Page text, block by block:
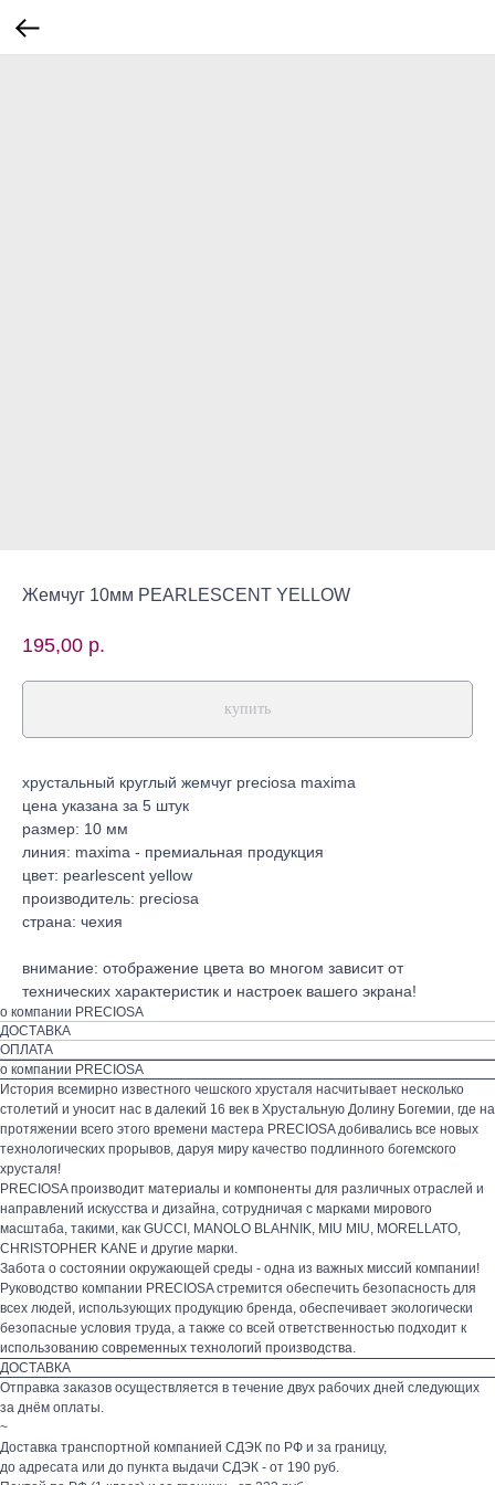
Жемчуг 10мм PEARLESCENT YELLOW
195,00 р.
купить
хрустальный круглый жемчуг preciosa maxima
цена указана за 5 штук
размер: 10 мм
линия: maxima - премиальная продукция
цвет: pearlescent yellow
производитель: preciosa
страна: чехия
внимание: отображение цвета во многом зависит от
технических характеристик и настроек вашего экрана!
о компании PRECIOSA
ДОСТАВКА
ОПЛАТА
о компании PRECIOSA
История всемирно известного чешского хрусталя насчитывает несколько
столетий и уносит нас в далекий 16 век в Хрустальную Долину Богемии, где на
протяжении всего этого времени мастера PRECIOSA добивались все новых
технологических прорывов, даруя миру качество подлинного богемского
хрусталя!
PRECIOSA производит материалы и компоненты для различных отраслей и
направлений искусства и дизайна, сотрудничая с марками мирового
масштаба, такими, как GUCCI, MANOLO BLAHNIK, MIU MIU, MORELLATO,
CHRISTOPHER KANE и другие марки.
Забота о состоянии окружающей среды - одна из важных миссий компании!
Руководство компании PRECIOSA стремится обеспечить безопасность для
всех людей, использующих продукцию бренда, обеспечивает экологически
безопасные условия труда, а также со всей ответственностью подходит к
использованию современных технологий производства.
ДОСТАВКА
Отправка заказов осуществляется в течение двух рабочих дней следующих
за днём оплаты.
~
Доставка транспортной компанией СДЭК по РФ и за границу,
до адресата или до пункта выдачи СДЭК - от 190 руб.